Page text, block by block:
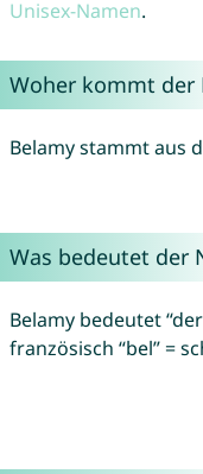
Unisex-Namen.
Woher kommt der
Belamy stammt aus
Was bedeutet der
Belamy bedeutet
französisch “bel” =